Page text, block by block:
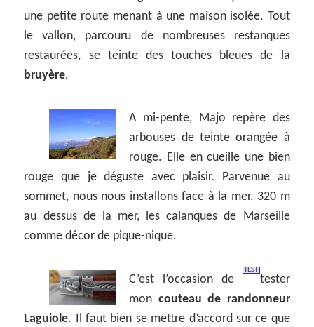
une petite route menant à une maison isolée. Tout
le vallon, parcouru de nombreuses restanques
restaurées, se teinte des touches bleues de la
bruyère.
A mi-pente, Majo repère des
arbouses de teinte orangée à
rouge. Elle en cueille une bien
rouge que je déguste avec plaisir. Parvenue au
sommet, nous nous installons face à la mer. 320 m
au dessus de la mer, les calanques de Marseille
comme décor de pique-nique.
C’est l’occasion de
TEST
tester
mon couteau de randonneur
Laguiole. Il faut bien se mettre d’accord sur ce que